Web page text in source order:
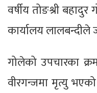
वर्षीय तोङश्री
कार्यालय लालबन्दीले
गोलेको उपचारका
वीरगन्जमा मृत्यु